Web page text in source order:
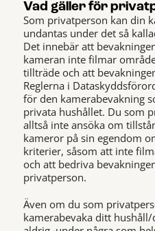
Vad gäller för
Som privatperson kan din
undantas under det så
Det innebär att
kameran inte filmar
tillträde och att
Reglerna i
för den kamerabevakning
privata hushållet. Du som
alltså inte ansöka om
kameror på sin egendom
kriterier, såsom att inte
och att bedriva
privatperson.
Även om du som
kamerabevaka ditt